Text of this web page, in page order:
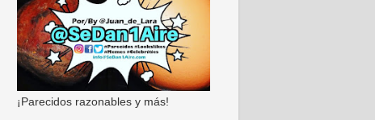
¡Parecidos razonables y más!